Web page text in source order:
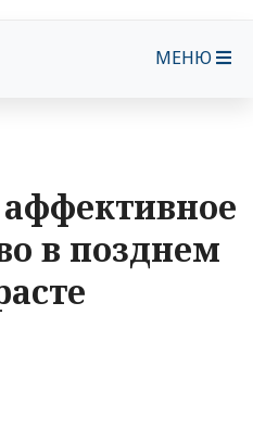
МЕНЮ
в позднем